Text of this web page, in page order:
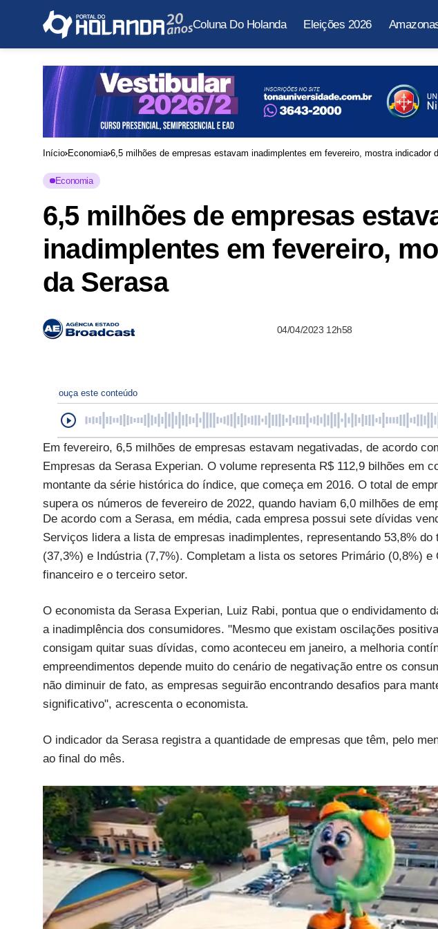
Coluna Do Holanda Eleições 2026
Início Economia 6,5 milhões de empresas estavam inadimplentes em fevereiro, mostra indicador
Economia
6,5 milhões de empresas
inadimplentes em fevereiro,
da Serasa
04/04/2023 12h58
ouça este conteúdo
Em fevereiro, 6,5 milhões de empresas estavam negativadas, de acordo
Empresas da Serasa Experian. O volume representa R$ 112,9 bilhões em
montante da série histórica do índice, que começa em 2016. O total de
supera os números de fevereiro de 2022, quando haviam 6,0 milhões de
De acordo com a Serasa, em média, cada empresa possui sete dívidas
Serviços lidera a lista de empresas inadimplentes, representando 53,8%
(37,3%) e Indústria (7,7%). Completam a lista os setores Primário (0,8%)
financeiro e o terceiro setor.
O economista da Serasa Experian, Luiz Rabi, pontua que o endividamento
a inadimplência dos consumidores. "Mesmo que existam oscilações
consigam quitar suas dívidas, como aconteceu em janeiro, a melhoria
empreendimentos depende muito do cenário de negativação entre os
não diminuir de fato, as empresas seguirão encontrando desafios para
significativo", acrescenta o economista.
O indicador da Serasa registra a quantidade de empresas que têm, pelo
ao final do mês.